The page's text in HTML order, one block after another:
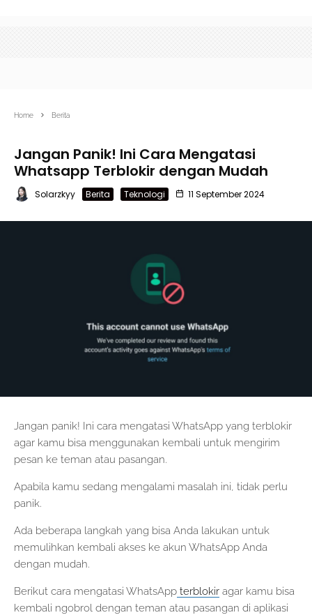
Home Berita
Jangan Panik! Ini Cara Mengatasi
Whatsapp Terblokir dengan Mudah
Solarzkyy Berita Teknologi 11 September 2024
Jangan panik! Ini cara mengatasi WhatsApp yang terblokir
agar kamu bisa menggunakan kembali untuk mengirim
pesan ke teman atau pasangan.
Apabila kamu sedang mengalami masalah ini, tidak perlu
panik.
Ada beberapa langkah yang bisa Anda lakukan untuk
memulihkan kembali akses ke akun WhatsApp Anda
dengan mudah.
Berikut cara mengatasi WhatsApp terblokir agar kamu bisa
kembali ngobrol dengan teman atau pasangan di aplikasi